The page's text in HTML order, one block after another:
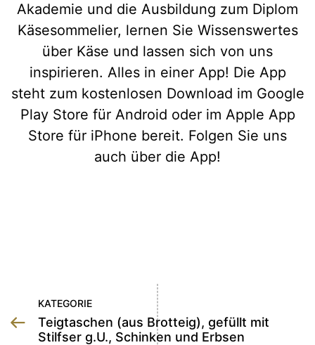
Akademie und die Ausbildung zum Diplom
Käsesommelier, lernen Sie Wissenswertes
über Käse und lassen sich von uns
inspirieren. Alles in einer App! Die App
steht zum kostenlosen Download im Google
Play Store für Android oder im Apple App
Store für iPhone bereit. Folgen Sie uns
auch über die App!
KATEGORIE
Teigtaschen (aus Brotteig), gefüllt mit
Stilfser g.U., Schinken und Erbsen